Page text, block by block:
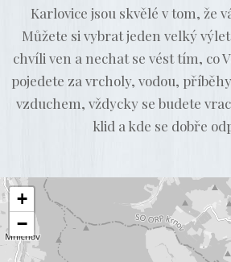
Karlovice jsou skvělé v tom, že
Můžete si vybrat jeden velký
chvíli ven a nechat se vést tím, co
pojedete za vrcholy, vodou,
vzduchem, vždycky se budete
klid a kde se dobře
+
−